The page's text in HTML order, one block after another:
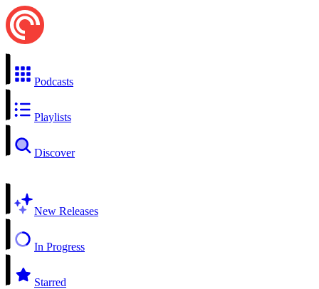
Podcasts
Playlists
Discover
New Releases
In Progress
Starred